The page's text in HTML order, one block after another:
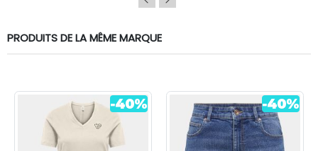
PRODUITS DE LA MÊME MARQUE